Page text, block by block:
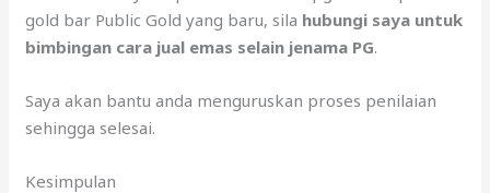
gold bar Public Gold yang baru, sila hubungi saya untuk
bimbingan cara jual emas selain jenama PG.
Saya akan bantu anda menguruskan proses penilaian
sehingga selesai.
Kesimpulan